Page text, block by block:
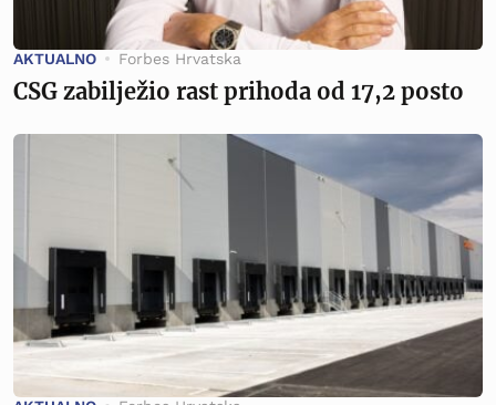
AKTUALNO Forbes Hrvatska
CSG zabilježio rast prihoda od 17,2 posto